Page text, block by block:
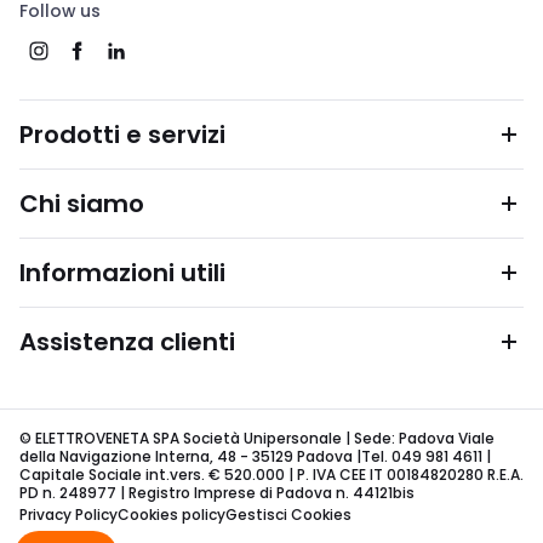
Follow us
Prodotti e servizi
Chi siamo
Informazioni utili
Assistenza clienti
© ELETTROVENETA SPA Società Unipersonale | Sede: Padova Viale
della Navigazione Interna, 48 - 35129 Padova |Tel. 049 981 4611 |
Capitale Sociale int.vers. € 520.000 | P. IVA CEE IT 00184820280 R.E.A.
PD n. 248977 | Registro Imprese di Padova n. 44121bis
Privacy PolicyCookies policyGestisci Cookies